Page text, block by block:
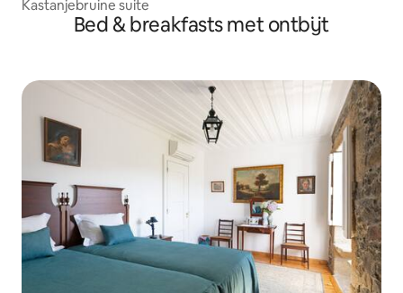
Kastanjebruine suite
Bed & breakfasts met ontbijt